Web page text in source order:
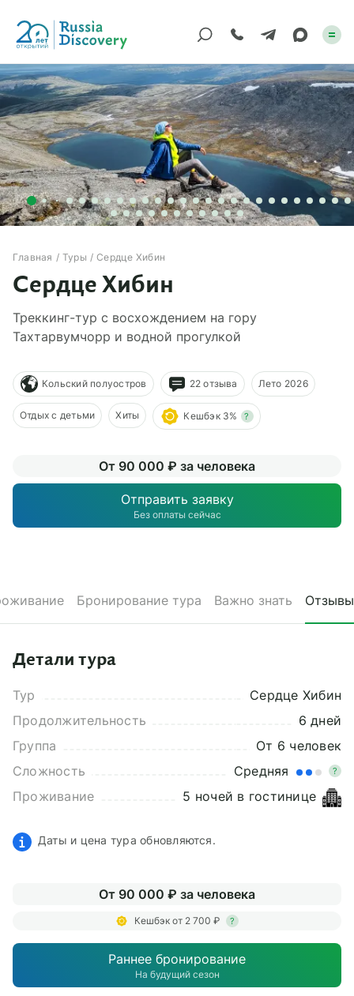
Каталог туров
По России
Регионы
По миру
Круизы
Индивидуальные
Корпоративные
Журнал
Сертификаты
Подписаться
Главная Туры Сердце Хибин
Сердце Хибин
От 90 000 ₽ за человека
Треккинг-тур с восхождением на гору
Тахтарвумчорр и водной прогулкой
Кольский полуостров 22 отзыва Лето 2026
Отдых с детьми Хиты Кешбэк 3% ?
Отправить заявку
Без оплаты сейчас
Бронирование тура Важно знать Отзывы
Детали тура
Тур
Сердце Хибин
Продолжительность
6 дней
Группа
От 6 человек
Сложность
Средняя ?
Проживание 5 ночей в гостинице
Даты и цена тура обновляются.
От 90 000 ₽ за человека
Кешбэк от 2 700 ₽ ?
Раннее бронирование
На будущий сезон